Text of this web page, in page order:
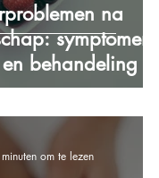
na
symptomen,
behandeling
om te lezen